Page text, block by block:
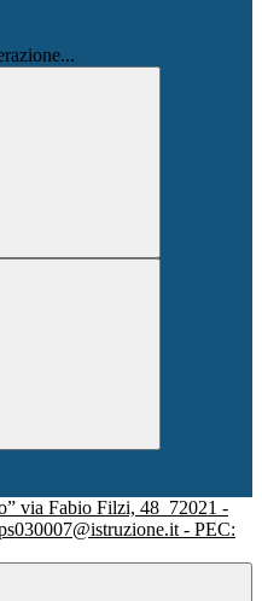
via Fabio Filzi, 48 72021 -
- PEC: